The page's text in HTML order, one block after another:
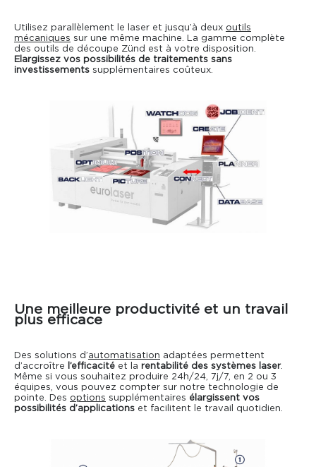
Utilisez parallèlement le laser et jusqu’à deux outils
mécaniques sur une même machine. La gamme complète
des outils de découpe Zünd est à votre disposition.
Elargissez vos possibilités de traitements sans
investissements supplémentaires coûteux.
Une meilleure productivité et un travail
plus efficace
Des solutions d’automatisation adaptées permettent
d’accroître
l’efficacité et la rentabilité des systèmes laser.
Même si vous souhaitez produire 24h/24, 7j/7, en 2 ou 3
équipes, vous pouvez compter sur notre technologie de
pointe. Des options supplémentaires élargissent vos
possibilités d’applications et facilitent le travail quotidien.